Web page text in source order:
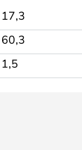
17,3
60,3
1,5